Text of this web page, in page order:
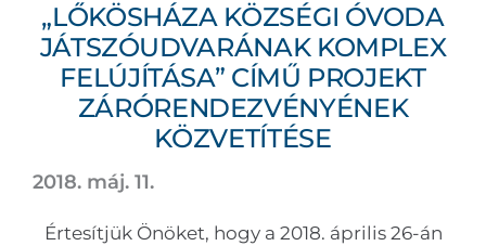
Dokumentumtár
Média
Választás
„LŐKÖSHÁZA KÖZSÉGI ÓVODA
JÁTSZÓUDVARÁNAK KOMPLEX
FELÚJÍTÁSA” CÍMŰ PROJEKT
ZÁRÓRENDEZVÉNYÉNEK
KÖZVETÍTÉSE
2018. máj. 11.
Értesítjük Önöket, hogy a 2018. április 26-án